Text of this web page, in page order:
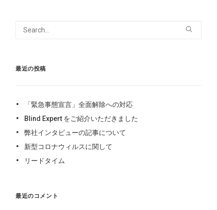
最近の投稿
「緊急事態宣言」全面解除への対応
Blind Expert をご紹介いただきました
弊社インタビューの記事について
新型コロナウィルスに関して
リードタイム
最近のコメント